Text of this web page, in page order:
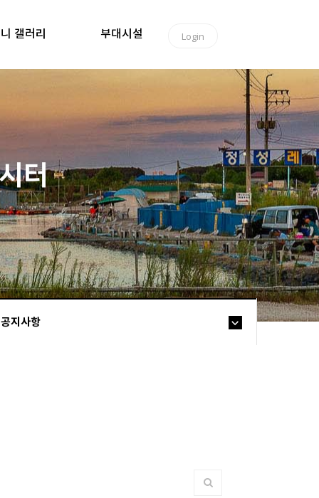
갤러리 부대시설 Login
터
공지사항